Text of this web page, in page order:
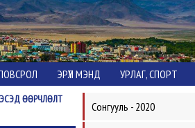
ЭРҮҮЛ МЭНД УРЛАГ, СПОРТ
ӨӨРЧЛӨЛТ
Сонгууль - 2020